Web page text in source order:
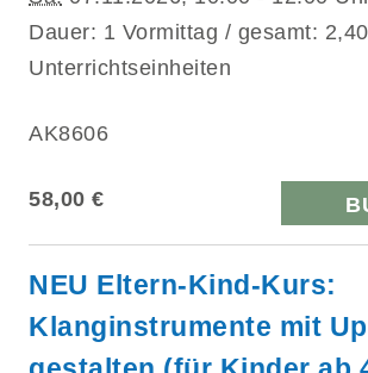
Dauer: 1 Vormittag / gesamt: 2,40
Unterrichtseinheiten
AK8606
58,00 €
NEU Eltern-Kind-Kurs:
Klanginstrumente mit